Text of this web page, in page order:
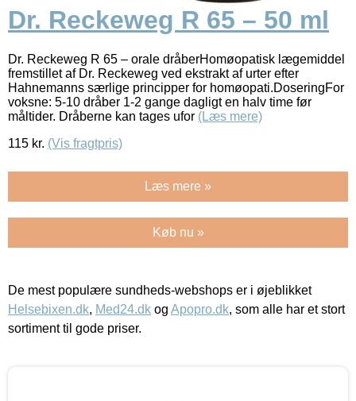
Dr. Reckeweg R 65 – 50 ml
Dr. Reckeweg R 65 – orale dråberHomøopatisk lægemiddel
fremstillet af Dr. Reckeweg ved ekstrakt af urter efter
Hahnemanns særlige principper for homøopati.DoseringFor
voksne: 5-10 dråber 1-2 gange dagligt en halv time før
måltider. Dråberne kan tages ufor (Læs mere)
115 kr. (Vis fragtpris)
Læs mere »
Køb nu »
De mest populære sundheds-webshops er i øjeblikket
Helsebixen.dk, Med24.dk og Apopro.dk, som alle har et stort
sortiment til gode priser.